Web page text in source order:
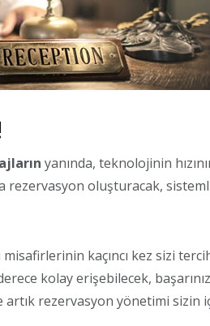
yanında, teknolojinin
rezervasyon oluşturacak,
kaçıncı kez sizi
kolay erişebilecek,
artık rezervasyon yönetimi sizin